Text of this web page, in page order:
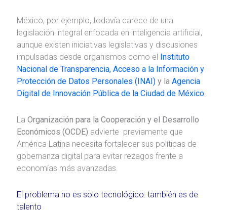
México, por ejemplo, todavía carece de una
legislación integral enfocada en inteligencia artificial,
aunque existen iniciativas legislativas y discusiones
impulsadas desde organismos como el
Instituto
Nacional de Transparencia, Acceso a la Información y
Protección de Datos Personales (INAI)y la Agencia
Digital de Innovación Pública de la Ciudad de México.
La Organización para la Cooperación y el Desarrollo
Económicos (OCDE) advierte previamente que
América Latina necesita fortalecer sus políticas de
gobernanza digital para evitar rezagos frente a
economías más avanzadas.
El problema no es solo tecnológico: también es de
talento